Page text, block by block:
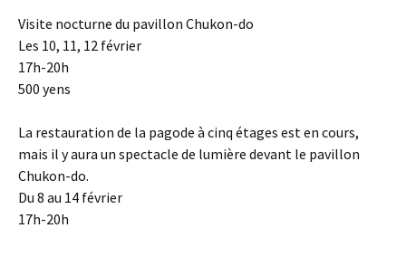
Visite nocturne du pavillon Chukon-do
Les 10, 11, 12 février
17h-20h
500 yens
La restauration de la pagode à cinq étages est en cours,
mais il y aura un spectacle de lumière devant le pavillon
Chukon-do.
Du 8 au 14 février
17h-20h